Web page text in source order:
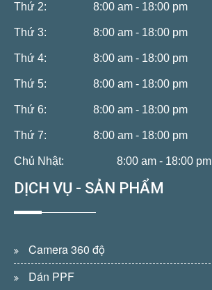
Thứ 2: 8:00 am - 18:00 pm
Thứ 3: 8:00 am - 18:00 pm
Thứ 4: 8:00 am - 18:00 pm
Thứ 5: 8:00 am - 18:00 pm
Thứ 6: 8:00 am - 18:00 pm
Thứ 7: 8:00 am - 18:00 pm
Chủ Nhật: 8:00 am - 18:00 pm
DỊCH VỤ - SẢN PHẨM
Camera 360 độ
Dán PPF